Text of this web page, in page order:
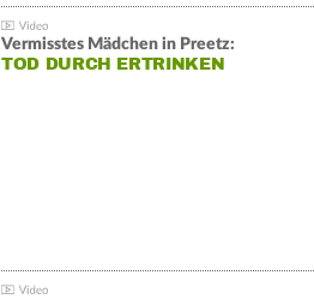
Vermisstes Mädchen in Preetz:
TOD DURCH ERTRINKEN